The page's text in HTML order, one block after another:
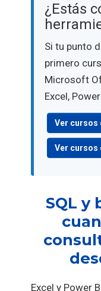
¿Estás
Si tu punto
primero
Microsoft
Excel,
Ver cursos
Ver cursos
SQL y
Excel y Power